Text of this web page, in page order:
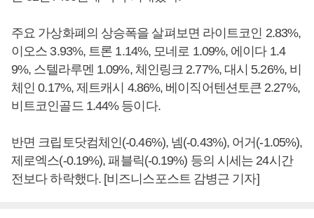
주요 가상화폐의 상승폭을 살펴보면 라이트코인 2.83%,
이오스 3.93%, 트론 1.14%, 모네로 1.09%, 에이다 1.4
9%, 스텔라루멘 1.09%, 체인링크 2.77%, 대시 5.26%, 비
체인 0.17%, 제트캐시 4.86%, 베이직어텐션토큰 2.27%,
비트코인골드 1.44% 등이다.
반면 크립토닷컴체인(-0.46%), 넴(-0.43%), 어거(-1.05%),
제로엑스(-0.19%), 패블릭(-0.19%) 등의 시세는 24시간
전보다 하락했다. [비즈니스포스트 감병근 기자]